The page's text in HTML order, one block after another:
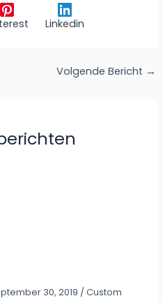
Linkedin
Volgende Bericht →
30, 2019 /Custom